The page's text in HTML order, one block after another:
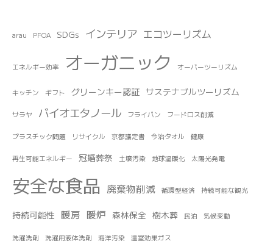
arau PFOA SDGs インテリア エコツーリズム
エネルギー効率 オーガニック オーバーツーリズム
キッチン ギフト グリーンキー認証 サステナブルツーリズム
サラヤ バイオエタノール フライパン フードロス削減
プラスチック問題 リサイクル 京都議定書 今治タオル 健康
再生可能エネルギー 冠婚葬祭 土壌汚染 地球温暖化 太陽光発電
安全な食品 廃棄物削減 循環型経済 持続可能な観光
持続可能性 暖房 暖炉 森林保全 樹木葬 民泊 気候変動
洗濯洗剤 洗濯用液体洗剤 海洋汚染 温室効果ガス